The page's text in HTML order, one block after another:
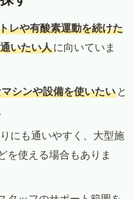
レや有酸素運動を続けた
いたい人に向いていま
シンや設備を使いたい と
にも通いやすく、大型施
を使える場合もありま